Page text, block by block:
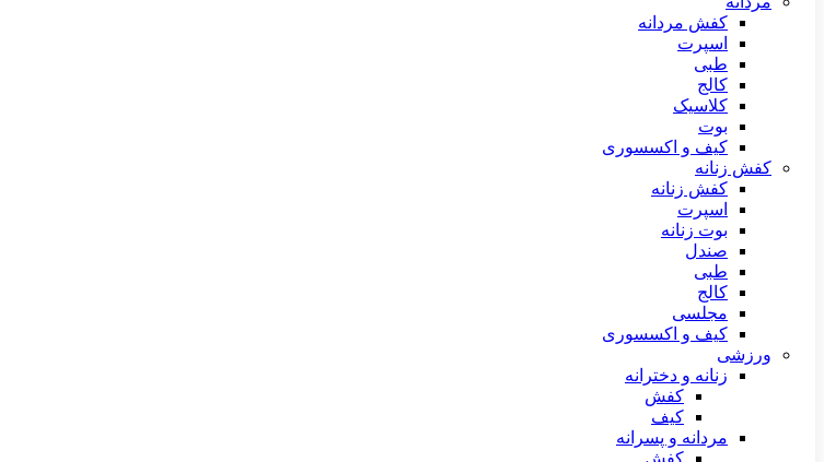
کفش مردانه
اسپرت
طبی
کالج
کلاسیک
بوت
کیف و اکسسوری
کفش زنانه
کفش زنانه
اسپرت
بوت زنانه
صندل
طبی
کالج
مجلسی
کیف و اکسسوری
ورزشی
زنانه و دخترانه
کفش
کیف
مردانه و پسرانه
کفش